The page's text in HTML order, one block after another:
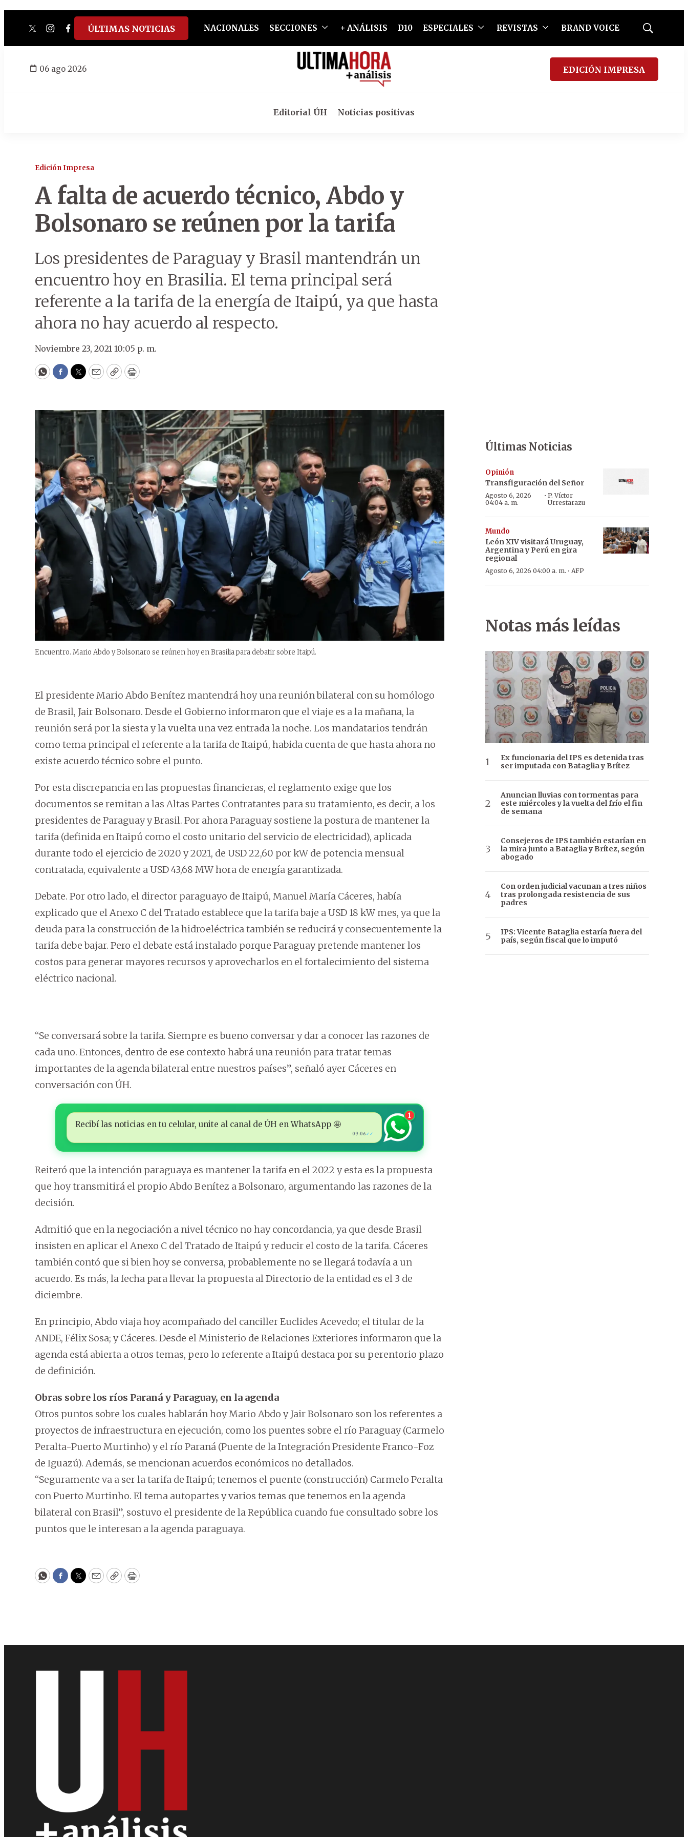
twitterinstagram
facebook
tiktokyoutube
spotify
ÚLTIMAS NOTICIAS NACIONALES SECCIONES + ANÁLISIS D10 ESPECIALES REVISTAS BRAND VOICE
Mostrar
06 ago 2026 EDICIÓN IMPRESA
Editorial ÚH Noticias positivas
Edición Impresa
A falta de acuerdo técnico, Abdo y
Bolsonaro se reúnen por la tarifa
Los presidentes de Paraguay y Brasil mantendrán un
encuentro hoy en Brasilia. El tema principal será
referente a la tarifa de la energía de Itaipú, ya que hasta
ahora no hay acuerdo al respecto.
Noviembre 23, 2021 10:05 p. m.
WhatsApp
Facebook
Twitter
EmailCopyPrint
Encuentro. Mario Abdo y Bolsonaro se reúnen hoy en Brasilia para debatir sobre Itaipú.
El presidente Mario Abdo Benítez mantendrá hoy una reunión bilateral con su homólogo
de Brasil, Jair Bolsonaro. Desde el Gobierno informaron que el viaje es a la mañana, la
reunión será por la siesta y la vuelta una vez entrada la noche. Los mandatarios tendrán
como tema principal el referente a la tarifa de Itaipú, habida cuenta de que hasta ahora no
existe acuerdo técnico sobre el punto.
Por esta discrepancia en las propuestas financieras, el reglamento exige que los
documentos se remitan a las Altas Partes Contratantes para su tratamiento, es decir, a los
presidentes de Paraguay y Brasil. Por ahora Paraguay sostiene la postura de mantener la
tarifa (definida en Itaipú como el costo unitario del servicio de electricidad), aplicada
durante todo el ejercicio de 2020 y 2021, de USD 22,60 por kW de potencia mensual
contratada, equivalente a USD 43,68 MW hora de energía garantizada.
Debate. Por otro lado, el director paraguayo de Itaipú, Manuel María Cáceres, había
explicado que el Anexo C del Tratado establece que la tarifa baje a USD 18 kW mes, ya que la
deuda para la construcción de la hidroeléctrica también se reducirá y consecuentemente la
tarifa debe bajar. Pero el debate está instalado porque Paraguay pretende mantener los
costos para generar mayores recursos y aprovecharlos en el fortalecimiento del sistema
eléctrico nacional.
“Se conversará sobre la tarifa. Siempre es bueno conversar y dar a conocer las razones de
cada uno. Entonces, dentro de ese contexto habrá una reunión para tratar temas
importantes de la agenda bilateral entre nuestros países”, señaló ayer Cáceres en
conversación con ÚH.
Recibí las noticias en tu celular, unite al canal de ÚH en WhatsApp 🤩
09:06 ✓✓
1
Reiteró que la intención paraguaya es mantener la tarifa en el 2022 y esta es la propuesta
que hoy transmitirá el propio Abdo Benítez a Bolsonaro, argumentando las razones de la
decisión.
Admitió que en la negociación a nivel técnico no hay concordancia, ya que desde Brasil
insisten en aplicar el Anexo C del Tratado de Itaipú y reducir el costo de la tarifa. Cáceres
también contó que si bien hoy se conversa, probablemente no se llegará todavía a un
acuerdo. Es más, la fecha para llevar la propuesta al Directorio de la entidad es el 3 de
diciembre.
En principio, Abdo viaja hoy acompañado del canciller Euclides Acevedo; el titular de la
ANDE, Félix Sosa; y Cáceres. Desde el Ministerio de Relaciones Exteriores informaron que la
agenda está abierta a otros temas, pero lo referente a Itaipú destaca por su perentorio plazo
de definición.
Obras sobre los ríos Paraná y Paraguay, en la agenda
Otros puntos sobre los cuales hablarán hoy Mario Abdo y Jair Bolsonaro son los referentes a
proyectos de infraestructura en ejecución, como los puentes sobre el río Paraguay (Carmelo
Peralta-Puerto Murtinho) y el río Paraná (Puente de la Integración Presidente Franco-Foz
de Iguazú). Además, se mencionan acuerdos económicos no detallados.
“Seguramente va a ser la tarifa de Itaipú; tenemos el puente (construcción) Carmelo Peralta
con Puerto Murtinho. El tema autopartes y varios temas que tenemos en la agenda
bilateral con Brasil”, sostuvo el presidente de la República cuando fue consultado sobre los
puntos que le interesan a la agenda paraguaya.
WhatsApp
Facebook
Twitter
EmailCopyPrint
Últimas Noticias
Opinión
Transfiguración del Señor
Agosto 6, 2026
04:04 a. m.
· P. Víctor
Urrestarazu
Mundo
León XIV visitará Uruguay,
Argentina y Perú en gira
regional
Agosto 6, 2026 04:00 a. m. · AFP
Notas más leídas
Ex funcionaria del IPS es detenida tras
ser imputada con Bataglia y Brítez
Anuncian lluvias con tormentas para
este miércoles y la vuelta del frío el fin
de semana
Consejeros de IPS también estarían en
la mira junto a Bataglia y Brítez, según
abogado
Con orden judicial vacunan a tres niños
tras prolongada resistencia de sus
padres
IPS: Vicente Bataglia estaría fuera del
país, según fiscal que lo imputó